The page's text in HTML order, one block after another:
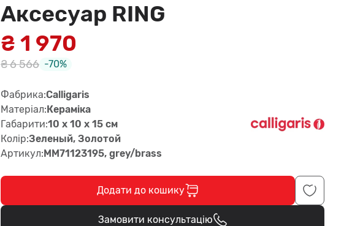
Аксесуар RING
₴ 1 970
₴ 6 566 -70%
Фабрика:Calligaris
Матеріал:Керамiка
Габарити:10 x 10 x 15 см
Колір:Зеленый, Золотой
Артикул:MM71123195, grey/brass
Додати до кошику
В кошику
Замовити консультацію